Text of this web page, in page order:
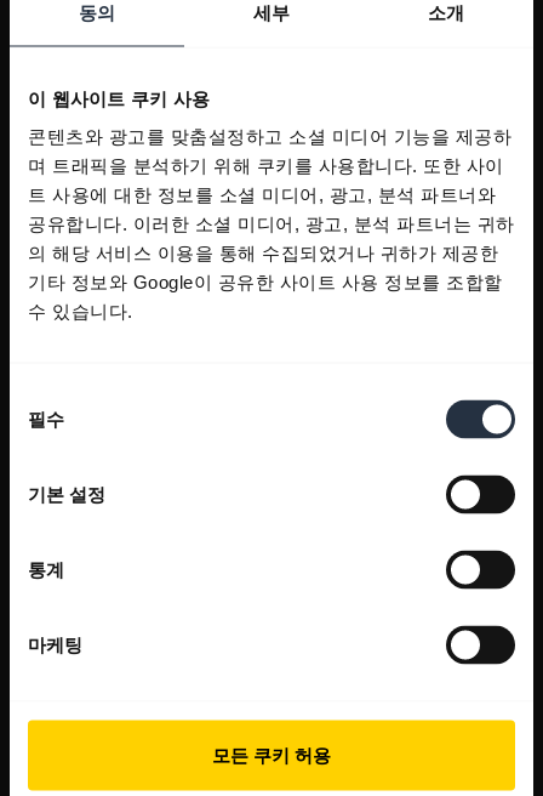
동의 세부 소개
이 웹사이트 쿠키 사용
콘텐츠와 광고를 맞춤설정하고 소셜 미디어 기능을 제공하
며 트래픽을 분석하기 위해 쿠키를 사용합니다. 또한 사이
트 사용에 대한 정보를 소셜 미디어, 광고, 분석 파트너와
공유합니다. 이러한 소셜 미디어, 광고, 분석 파트너는 귀하
의 해당 서비스 이용을 통해 수집되었거나 귀하가 제공한
기타 정보와 Google이 공유한 사이트 사용 정보를 조합할
수 있습니다.
필수
기본 설정
통계
마케팅
모든 쿠키 허용